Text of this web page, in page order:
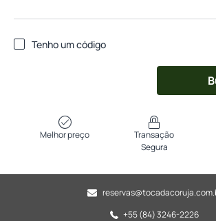
Tenho um código
Melhor preço
Transação
Segura
+55 (84) 3246-2226